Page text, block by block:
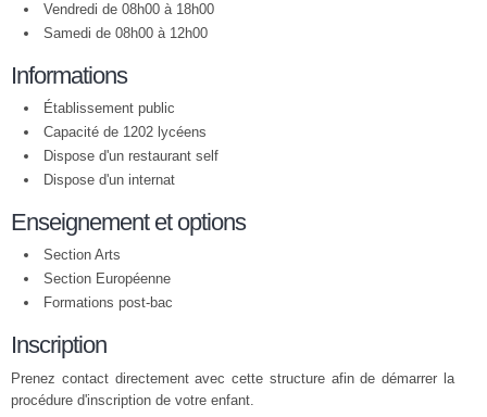
Vendredi de 08h00 à 18h00
Samedi de 08h00 à 12h00
Informations
Établissement public
Capacité de 1202 lycéens
Dispose d'un restaurant self
Dispose d'un internat
Enseignement et options
Section Arts
Section Européenne
Formations post-bac
Inscription
Prenez contact directement avec cette structure afin de démarrer la
procédure d'inscription de votre enfant.